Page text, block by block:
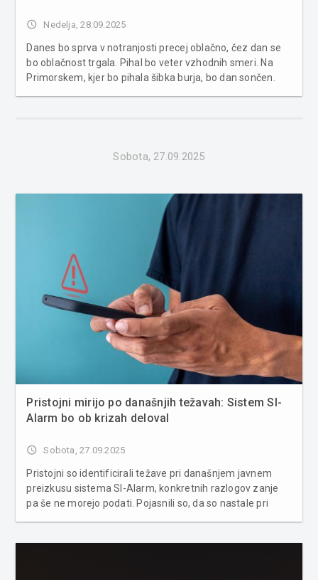
access_time Nedelja, 28.09.2025
Danes bo sprva v notranjosti precej oblačno, čez dan se
bo oblačnost trgala. Pihal bo veter vzhodnih smeri. Na
Primorskem, kjer bo pihala šibka burja, bo dan sončen.
Sobota, 27.09.2025
Pristojni mirijo po današnjih težavah: Sistem SI-
Alarm bo ob krizah deloval
access_time Sobota, 27.09.2025
Pristojni so identificirali težave pri današnjem javnem
preizkusu sistema SI-Alarm, konkretnih razlogov zanje
pa še ne morejo podati. Pojasnili so, da so nastale pri